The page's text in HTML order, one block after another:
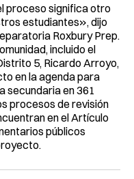
proceso significa otro
estudiantes», dijo
Roxbury Prep.
incluido el
5, Ricardo Arroyo,
en la agenda para
secundaria en 361
procesos de revisión
en el Artículo
públicos